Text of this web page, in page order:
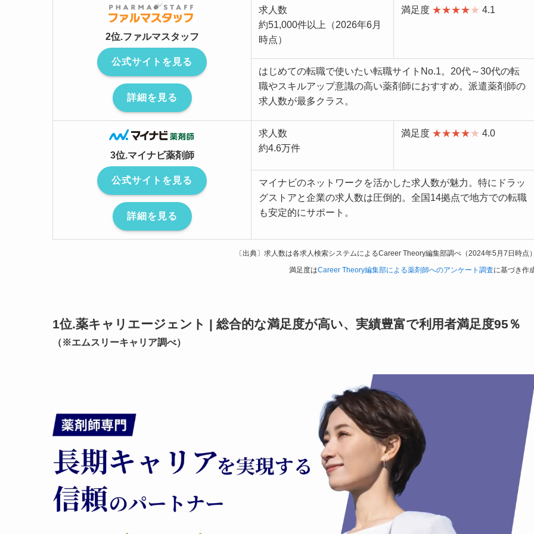
2位.ファルマスタッフ
公式サイトを見る
詳細を見る
求人数
約51,000件以上（2026年6月
時点）
満足度 ★★★★★ 4.1
はじめての転職で使いたい転職サイトNo.1。20代～30代の転
職やスキルアップ意識の高い薬剤師におすすめ。派遣薬剤師の
求人数が最多クラス。
3位.マイナビ薬剤師
公式サイトを見る
詳細を見る
求人数
約4.6万件
満足度 ★★★★★ 4.0
マイナビのネットワークを活かした求人数が魅力。特にドラッ
グストアと企業の求人数は圧倒的。全国14拠点で地方での転職
も安定的にサポート。
〔出典〕求人数は各求人検索システムによるCareer Theory編集部調べ（2024年5月7日時点
満足度はCareer Theory編集部による薬剤師へのアンケート調査に基づき作
1位.薬キャリエージェント | 総合的な満足度が高い、実績豊富で利用者満足度95％
（※エムスリーキャリア調べ）